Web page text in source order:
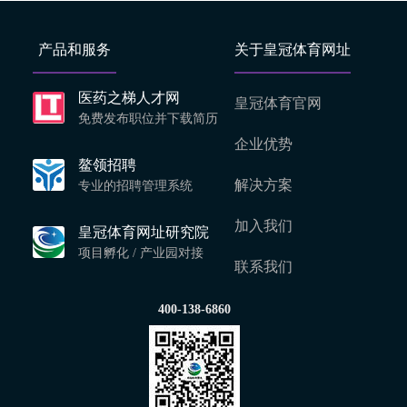
产品和服务
医药之梯人才网
免费发布职位并下载简历
鳌领招聘
专业的招聘管理系统
皇冠体育网址研究院
项目孵化 / 产业园对接
关于皇冠体育网址
皇冠体育官网
企业优势
解决方案
加入我们
联系我们
400-138-6860